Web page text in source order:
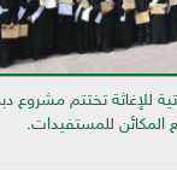
للإغاثة تختتم مشروع
المكائن للمستفيدات.